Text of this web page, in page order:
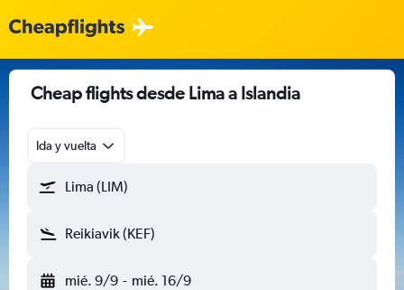
Cheap flights desde Lima a Islandia
Ida y vuelta
Lima (LIM)
Reikiavik (KEF)
mié. 9/9 - mié. 16/9